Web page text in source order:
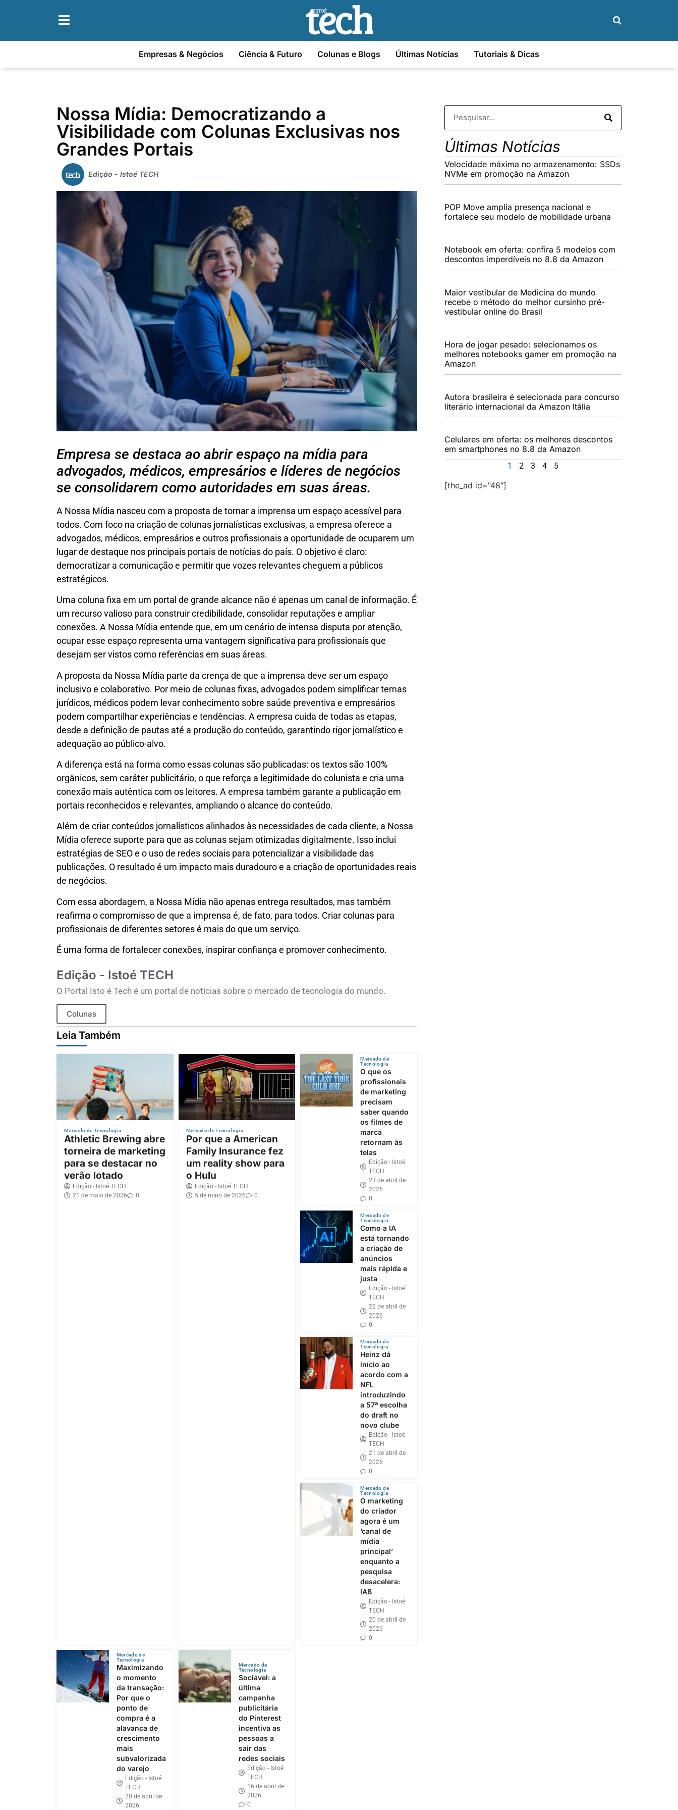
Empresas & Negócios Ciência & Futuro Colunas e Blogs Últimas Notícias Tutoriais & Dicas
Nossa Mídia: Democratizando a
Visibilidade com Colunas Exclusivas nos
Grandes Portais
Edição - Istoé TECH
Empresa se destaca ao abrir espaço na mídia para
advogados, médicos, empresários e líderes de negócios
se consolidarem como autoridades em suas áreas.
A Nossa Mídia nasceu com a proposta de tornar a imprensa um espaço acessível para
todos. Com foco na criação de colunas jornalísticas exclusivas, a empresa oferece a
advogados, médicos, empresários e outros profissionais a oportunidade de ocuparem um
lugar de destaque nos principais portais de notícias do país. O objetivo é claro:
democratizar a comunicação e permitir que vozes relevantes cheguem a públicos
estratégicos.
Uma coluna fixa em um portal de grande alcance não é apenas um canal de informação. É
um recurso valioso para construir credibilidade, consolidar reputações e ampliar
conexões. A Nossa Mídia entende que, em um cenário de intensa disputa por atenção,
ocupar esse espaço representa uma vantagem significativa para profissionais que
desejam ser vistos como referências em suas áreas.
A proposta da Nossa Mídia parte da crença de que a imprensa deve ser um espaço
inclusivo e colaborativo. Por meio de colunas fixas, advogados podem simplificar temas
jurídicos, médicos podem levar conhecimento sobre saúde preventiva e empresários
podem compartilhar experiências e tendências. A empresa cuida de todas as etapas,
desde a definição de pautas até a produção do conteúdo, garantindo rigor jornalístico e
adequação ao público-alvo.
A diferença está na forma como essas colunas são publicadas: os textos são 100%
orgânicos, sem caráter publicitário, o que reforça a legitimidade do colunista e cria uma
conexão mais autêntica com os leitores. A empresa também garante a publicação em
portais reconhecidos e relevantes, ampliando o alcance do conteúdo.
Além de criar conteúdos jornalísticos alinhados às necessidades de cada cliente, a Nossa
Mídia oferece suporte para que as colunas sejam otimizadas digitalmente. Isso inclui
estratégias de SEO e o uso de redes sociais para potencializar a visibilidade das
publicações. O resultado é um impacto mais duradouro e a criação de oportunidades reais
de negócios.
Com essa abordagem, a Nossa Mídia não apenas entrega resultados, mas também
reafirma o compromisso de que a imprensa é, de fato, para todos. Criar colunas para
profissionais de diferentes setores é mais do que um serviço.
É uma forma de fortalecer conexões, inspirar confiança e promover conhecimento.
Edição - Istoé TECH
O Portal Isto é Tech é um portal de notícias sobre o mercado de tecnologia do mundo.
Colunas
Leia Também
Mercado de Tecnologia
Athletic Brewing abre
torneira de marketing
para se destacar no
verão lotado
Edição - Istoé TECH
21 de maio de 2026
0
Mercado de Tecnologia
Por que a American
Family Insurance fez
um reality show para
o Hulu
Edição - Istoé TECH
5 de maio de 2026
0
Mercado de
Tecnologia
O que os
profissionais
de marketing
precisam
saber quando
os filmes de
marca
retornam às
telas
Edição - Istoé
TECH
23 de abril de
2026
0
Mercado de
Tecnologia
Como a IA
está tornando
a criação de
anúncios
mais rápida e
justa
Edição - Istoé
TECH
22 de abril de
2026
0
Mercado de
Tecnologia
Heinz dá
início ao
acordo com a
NFL
introduzindo
a 57ª escolha
do draft no
novo clube
Edição - Istoé
TECH
21 de abril de
2026
0
Mercado de
Tecnologia
O marketing
do criador
agora é um
‘canal de
mídia
principal’
enquanto a
pesquisa
desacelera:
IAB
Edição - Istoé
TECH
20 de abril de
2026
0
Mercado de
Tecnologia
Maximizando
o momento
da transação:
Por que o
ponto de
compra é a
alavanca de
crescimento
mais
subvalorizada
do varejo
Edição - Istoé
TECH
20 de abril de
2026
Mercado de
Tecnologia
Sociável: a
última
campanha
publicitária
do Pinterest
incentiva as
pessoas a
sair das
redes sociais
Edição - Istoé
TECH
16 de abril de
2026
0
Últimas Notícias
Velocidade máxima no armazenamento: SSDs
NVMe em promoção na Amazon
POP Move amplia presença nacional e
fortalece seu modelo de mobilidade urbana
Notebook em oferta: confira 5 modelos com
descontos imperdíveis no 8.8 da Amazon
Maior vestibular de Medicina do mundo
recebe o método do melhor cursinho pré-
vestibular online do Brasil
Hora de jogar pesado: selecionamos os
melhores notebooks gamer em promoção na
Amazon
Autora brasileira é selecionada para concurso
literário internacional da Amazon Itália
Celulares em oferta: os melhores descontos
em smartphones no 8.8 da Amazon
1 2 3 4 5
[the_ad id="48"]